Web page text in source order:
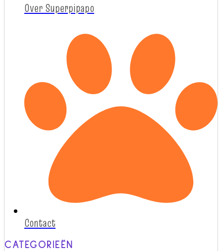
Over Superpipapo
Contact
CATEGORIEËN